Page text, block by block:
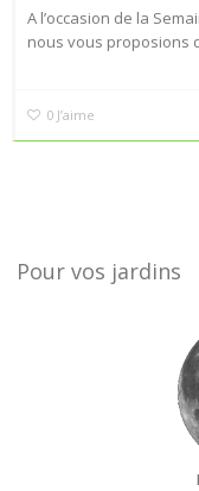
A l’occasion de la
nous vous proposions
0 J’aime
Pour vos jardins